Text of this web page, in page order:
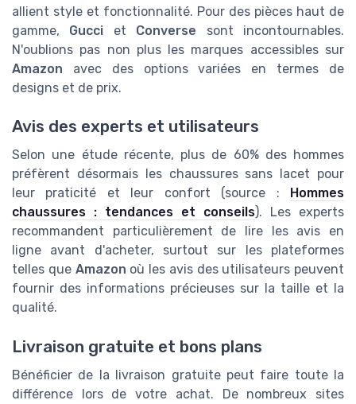
allient style et fonctionnalité. Pour des pièces haut de
gamme, Gucci et Converse sont incontournables.
N'oublions pas non plus les marques accessibles sur
Amazon avec des options variées en termes de
designs et de prix.
Avis des experts et utilisateurs
Selon une étude récente, plus de 60% des hommes
préfèrent désormais les chaussures sans lacet pour
leur praticité et leur confort (source :
Hommes
chaussures : tendances et conseils). Les experts
recommandent particulièrement de lire les avis en
ligne avant d'acheter, surtout sur les plateformes
telles que Amazon où les avis des utilisateurs peuvent
fournir des informations précieuses sur la taille et la
qualité.
Livraison gratuite et bons plans
Bénéficier de la livraison gratuite peut faire toute la
différence lors de votre achat. De nombreux sites